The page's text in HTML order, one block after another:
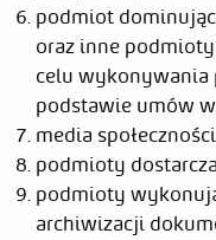
podmiot
oraz inne
celu wykonywania
podstawie umów
media
podmioty
podmioty
archiwizacji